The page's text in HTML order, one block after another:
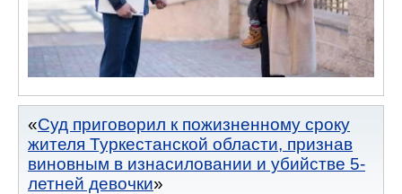
Суд приговорил к пожизненному сроку
жителя Туркестанской области, признав
виновным в изнасиловании и убийстве 5-
летней девочки